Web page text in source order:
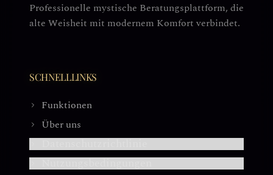
Professionelle mystische Beratungsplattform, die
alte Weisheit mit modernem Komfort verbindet.
SCHNELLLINKS
Funktionen
Über uns